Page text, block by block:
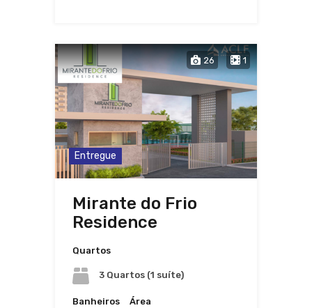
26 1
Entregue
Mirante do Frio
Residence
Quartos
3 Quartos (1 suíte)
Banheiros Área